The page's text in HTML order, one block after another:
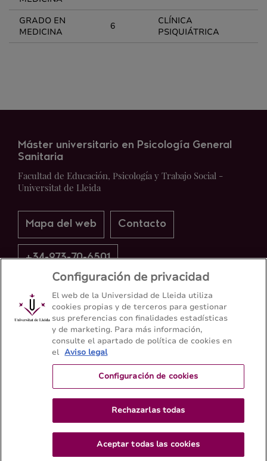
GRADO EN
MEDICINA
6
CLÍNICA
PSIQUIÁTRICA
Máster universitario en Psicología General
Sanitaria
Facultad de Educación, Psicología y Trabajo Social -
Universitat de Lleida
Mapa del web Contacto
+34-973-70-6501
Configuración de privacidad
El web de la Universidad de Lleida utiliza
cookies propias y de terceros para gestionar
sus preferencias con finalidades estadísticas
y de marketing. Para más información,
consulte el apartado de política de cookies en
el Aviso legal
Configuración de cookies
Rechazarlas todas
Aceptar todas las cookies